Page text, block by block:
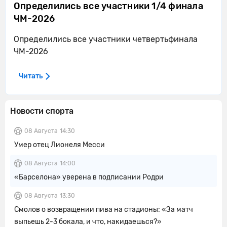
Новости спорта
08 Августа 14:30
Умер отец Лионеля Месси
08 Августа 14:00
«Барселона» уверена в подписании Родри
08 Августа 13:30
Смолов о возвращении пива на стадионы: «За матч
выпьешь 2-3 бокала, и что, накидаешься?»
Определились все участники 1/4 финала
ЧМ-2026
Определились все участники четвертьфинала
ЧМ-2026
Читать